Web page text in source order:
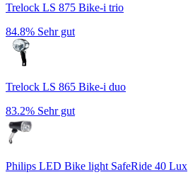
Trelock LS 875 Bike-i trio
84.8% Sehr gut
Trelock LS 865 Bike-i duo
83.2% Sehr gut
Philips LED Bike light SafeRide 40 Lux